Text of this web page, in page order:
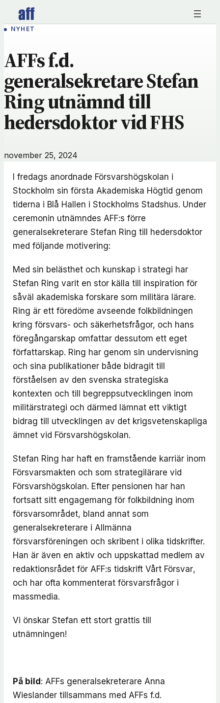
Hoppa
till
innehåll
NYHET
AFFs f.d.
generalsekretare Stefan
Ring utnämnd till
hedersdoktor vid FHS
november 25, 2024
I fredags anordnade Försvarshögskolan i
Stockholm sin första Akademiska Högtid genom
tiderna i Blå Hallen i Stockholms Stadshus. Under
ceremonin utnämndes AFF:s förre
generalsekreterare Stefan Ring till hedersdoktor
med följande motivering:
Med sin belästhet och kunskap i strategi har
Stefan Ring varit en stor källa till inspiration för
såväl akademiska forskare som militära lärare.
Ring är ett föredöme avseende folkbildningen
kring försvars- och säkerhetsfrågor, och hans
föregångarskap omfattar dessutom ett eget
författarskap. Ring har genom sin undervisning
och sina publikationer både bidragit till
förståelsen av den svenska strategiska
kontexten och till begreppsutvecklingen inom
militärstrategi och därmed lämnat ett viktigt
bidrag till utvecklingen av det krigsvetenskapliga
ämnet vid Försvarshögskolan.
Stefan Ring har haft en framstående karriär inom
Försvarsmakten och som strategilärare vid
Försvarshögskolan. Efter pensionen har han
fortsatt sitt engagemang för folkbildning inom
försvarsområdet, bland annat som
generalsekreterare i Allmänna
försvarsföreningen och skribent i olika tidskrifter.
Han är även en aktiv och uppskattad medlem av
redaktionsrådet för AFF:s tidskrift Vårt Försvar,
och har ofta kommenterat försvarsfrågor i
massmedia.
Vi önskar Stefan ett stort grattis till
utnämningen!
På bild: AFFs generalsekreterare Anna
Wieslander tillsammans med AFFs f.d.